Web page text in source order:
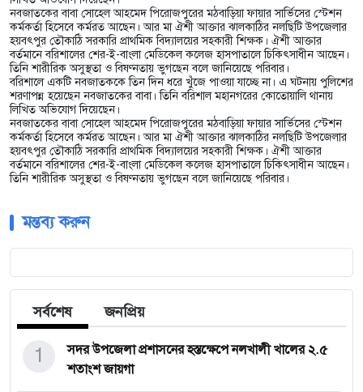
নবজাতকের বাবা সোহেল আহমেদ পিরোজপুরের মঠবাড়িয়া ফায়ার সার্ভিসের স্টেশন
কর্মকর্তা হিসেবে কর্মরত আছেন। আর মা ঐশী আক্তার ঝালকাঠির নলছিটি উপজেলার
হয়বৎপুর তৌকাঠি সরকারি প্রাথমিক বিদ্যালয়ের সহকারী শিক্ষক। ঐশী আক্তার
বর্তমানে বরিশালের শের-ই-বাংলা মেডিকেল কলেজ হাসপাতালে চিকিৎসাধীন আছেন।
তিনি শারীরিক অসুস্থতা ও বিষণ্নতায় ভুগছেন বলে জানিয়েছে পরিবার।
বরিশালে একটি নবজাতককে তিন দিন ধরে খুঁজে পাওয়া যাচ্ছে না। এ ঘটনায় পুলিশের
শরণাপন্ন হয়েছেন নবজাতকের বাবা। তিনি বরিশাল মহানগরের কোতোয়ালি থানায়
লিখিত অভিযোগ দিয়েছেন।
নবজাতকের বাবা সোহেল আহমেদ পিরোজপুরের মঠবাড়িয়া ফায়ার সার্ভিসের স্টেশন
কর্মকর্তা হিসেবে কর্মরত আছেন। আর মা ঐশী আক্তার ঝালকাঠির নলছিটি উপজেলার
হয়বৎপুর তৌকাঠি সরকারি প্রাথমিক বিদ্যালয়ের সহকারী শিক্ষক। ঐশী আক্তার
বর্তমানে বরিশালের শের-ই-বাংলা মেডিকেল কলেজ হাসপাতালে চিকিৎসাধীন আছেন।
তিনি শারীরিক অসুস্থতা ও বিষণ্নতায় ভুগছেন বলে জানিয়েছে পরিবার।
মন্তব্য করুন
সর্বশেষ জনপ্রিয়
সদর উপজেলা প্রশাসনের হস্তক্ষেপে নলখালী খালের ২.৫
শতাংশ জায়গা
1